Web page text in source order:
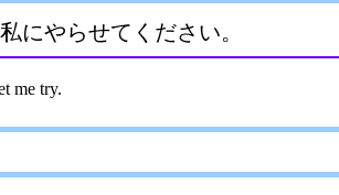
私にやらせてください。
me try.